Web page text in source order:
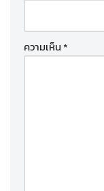
ความเห็น*